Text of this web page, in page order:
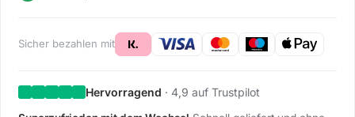
Sicher bezahlen mit
Hervorragend · 4,9 auf Trustpilot